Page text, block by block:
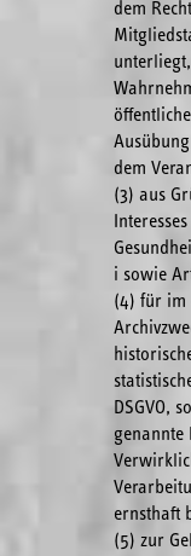
dem
dem
(3) aus
i sowie
(4) für im
DSGVO,
genannte
ernsthaft
(5) zur